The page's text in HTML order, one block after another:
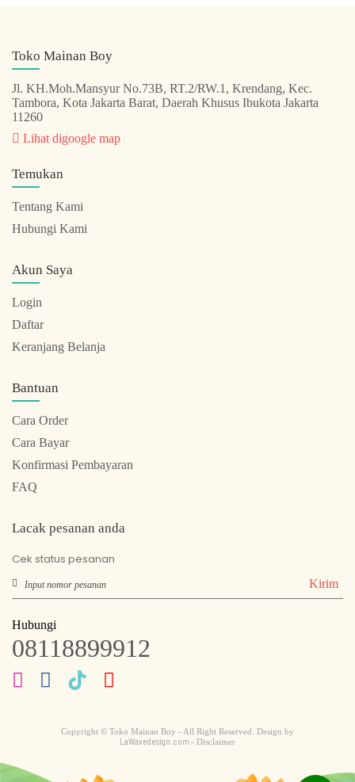
Toko Mainan Boy
Jl. KH.Moh.Mansyur No.73B, RT.2/RW.1, Krendang, Kec.
Tambora, Kota Jakarta Barat, Daerah Khusus Ibukota Jakarta
11260
Lihat digoogle map
Temukan
Tentang Kami
Hubungi Kami
Akun Saya
Login
Daftar
Keranjang Belanja
Bantuan
Cara Order
Cara Bayar
Konfirmasi Pembayaran
FAQ
Lacak pesanan anda
Cek status pesanan
Kirim
Hubungi
08118899912
Copyright © Toko Mainan Boy - All Right Reserved. Design by
LaWavedesign.com - Disclaimer